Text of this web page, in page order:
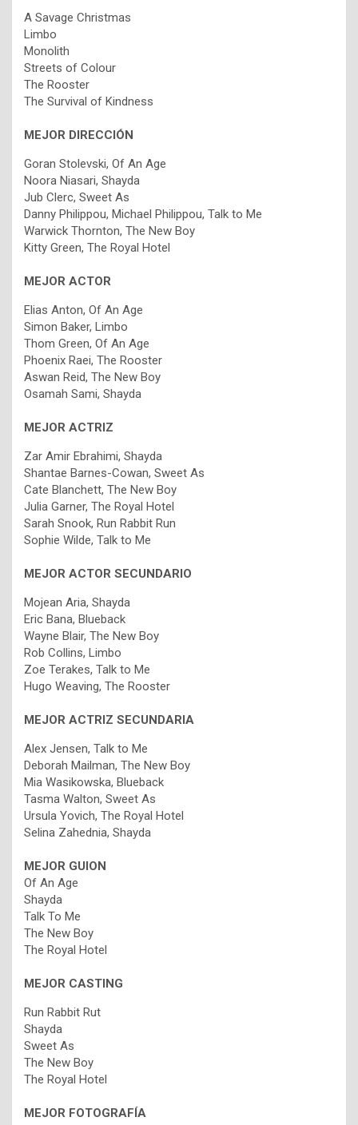
A Savage Christmas
Limbo
Monolith
Streets of Colour
The Rooster
The Survival of Kindness
MEJOR DIRECCIÓN
Goran Stolevski, Of An Age
Noora Niasari, Shayda
Jub Clerc, Sweet As
Danny Philippou, Michael Philippou, Talk to Me
Warwick Thornton, The New Boy
Kitty Green, The Royal Hotel
MEJOR ACTOR
Elias Anton, Of An Age
Simon Baker, Limbo
Thom Green, Of An Age
Phoenix Raei, The Rooster
Aswan Reid, The New Boy
Osamah Sami, Shayda
MEJOR ACTRIZ
Zar Amir Ebrahimi, Shayda
Shantae Barnes-Cowan, Sweet As
Cate Blanchett, The New Boy
Julia Garner, The Royal Hotel
Sarah Snook, Run Rabbit Run
Sophie Wilde, Talk to Me
MEJOR ACTOR SECUNDARIO
Mojean Aria, Shayda
Eric Bana, Blueback
Wayne Blair, The New Boy
Rob Collins, Limbo
Zoe Terakes, Talk to Me
Hugo Weaving, The Rooster
MEJOR ACTRIZ SECUNDARIA
Alex Jensen, Talk to Me
Deborah Mailman, The New Boy
Mia Wasikowska, Blueback
Tasma Walton, Sweet As
Ursula Yovich, The Royal Hotel
Selina Zahednia, Shayda
MEJOR GUION
Of An Age
Shayda
Talk To Me
The New Boy
The Royal Hotel
MEJOR CASTING
Run Rabbit Rut
Shayda
Sweet As
The New Boy
The Royal Hotel
MEJOR FOTOGRAFÍA